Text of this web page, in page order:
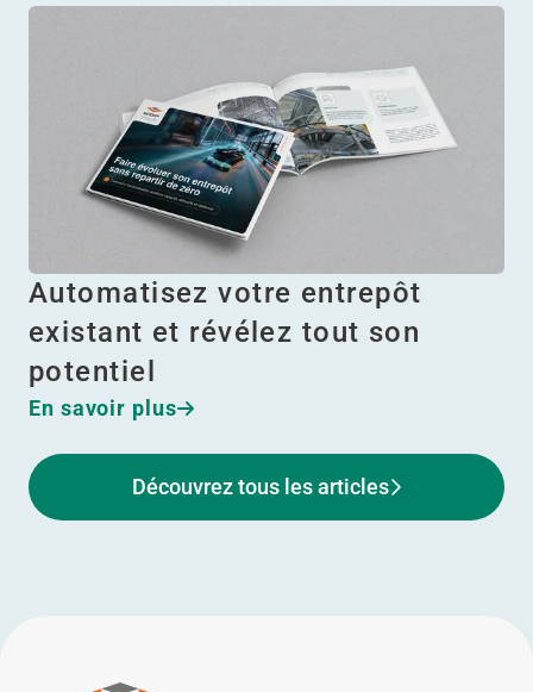
Automatisez votre entrepôt
existant et révélez tout son
potentiel
En savoir plus
Découvrez tous les articles